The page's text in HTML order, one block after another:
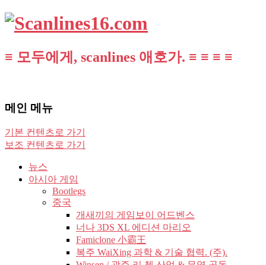
≡ 모두에게, scanlines 애호가. ≡ ≡ ≡ ≡
메인 메뉴
기본 컨텐츠로 가기
보조 컨텐츠로 가기
뉴스
아시아 게임
Bootlegs
중국
개새끼의 게임보이 어드벤스
너나 3DS XL 에디션 마리오
Famiclone 小霸王
복주 WaiXing 과학 & 기술 협력. (주).